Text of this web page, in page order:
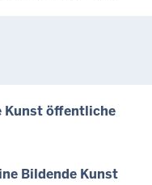
Kunst öffentliche
Bildende Kunst